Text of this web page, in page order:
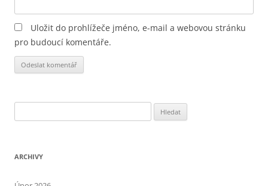
Uložit do prohlížeče jméno, e-mail a webovou stránku
pro budoucí komentáře.
ARCHIVY